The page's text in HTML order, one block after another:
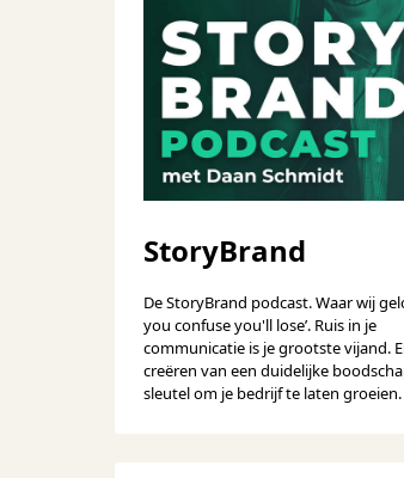
StoryBrand
De StoryBrand podcast. Waar wij
you confuse you'll lose’. Ruis in je
communicatie is je grootste vijand.
creëren van een duidelijke
sleutel om je bedrijf te laten groeien.